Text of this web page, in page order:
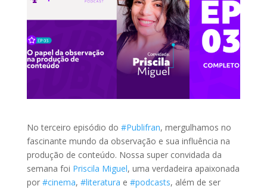
No terceiro episódio do #Publifran, mergulhamos no
fascinante mundo da observação e sua influência na
produção de conteúdo. Nossa super convidada da
semana foi Priscila Miguel, uma verdadeira apaixonada
por #cinema, #literatura e #podcasts, além de ser